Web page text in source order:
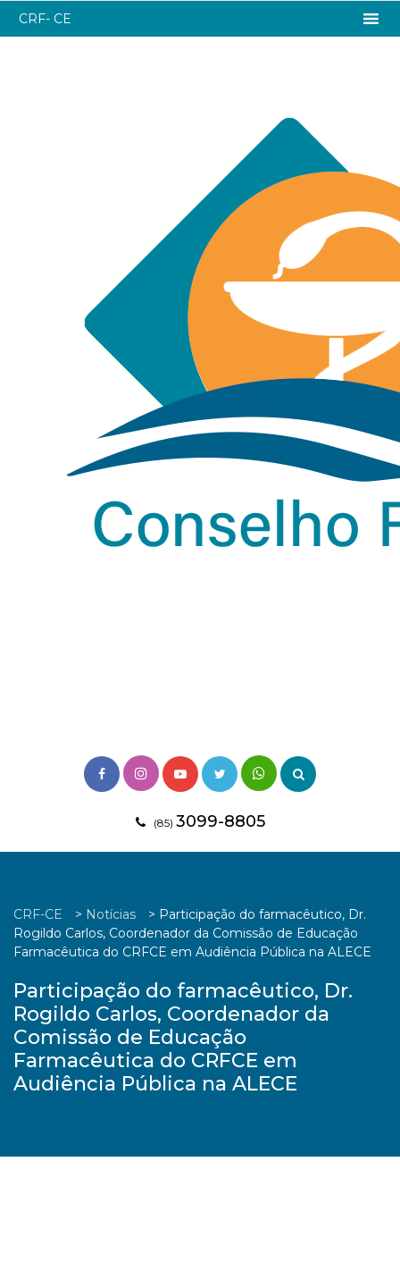
(85) 3099-8805
CRF- CE
CRF-CE > Notícias > Participação do farmacêutico, Dr.
Rogildo Carlos, Coordenador da Comissão de Educação
Farmacêutica do CRFCE em Audiência Pública na ALECE
Participação do farmacêutico, Dr.
Rogildo Carlos, Coordenador da
Comissão de Educação
Farmacêutica do CRFCE em
Audiência Pública na ALECE